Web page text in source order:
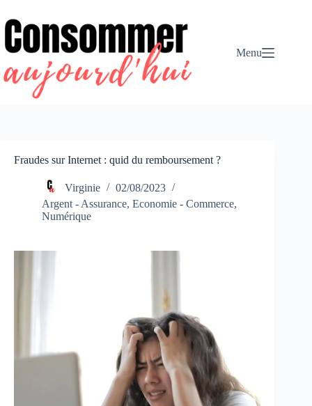
au
contenu
Menu
Fraudes sur Internet : quid du remboursement ?
Virginie
02/08/2023
Argent - Assurance, Economie - Commerce,
Numérique